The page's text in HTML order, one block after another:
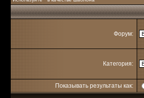
Форум:
Категория:
Показывать результаты как: